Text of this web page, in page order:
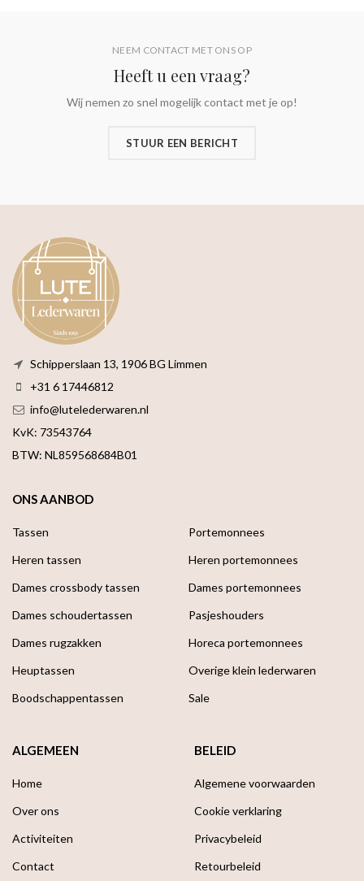
NEEM CONTACT MET ONS OP
Heeft u een vraag?
Wij nemen zo snel mogelijk contact met je op!
STUUR EEN BERICHT
Schipperslaan 13, 1906 BG Limmen
+31 6 17446812
info@lutelederwaren.nl
KvK: 73543764
BTW: NL859568684B01
ALGEMEEN
Home
Over ons
Activiteiten
Contact
ONS AANBOD
Tassen
Heren tassen
Dames crossbody tassen
Dames schoudertassen
Dames rugzakken
Heuptassen
Boodschappen­tassen
Portemonnees
Heren portemonnees
Dames portemonnees
Pasjeshouders
Horeca portemonnees
Overige klein lederwaren
Sale
BELEID
Algemene voorwaarden
Cookie verklaring
Privacybeleid
Retourbeleid